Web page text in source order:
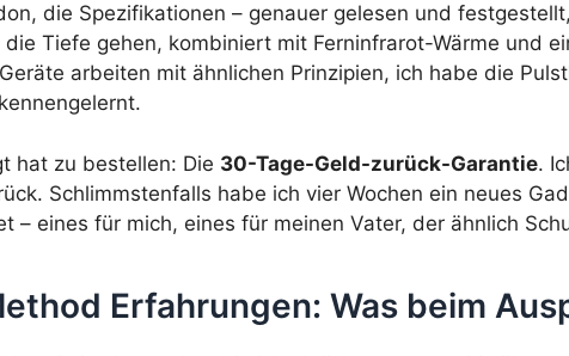
die Spezifikationen – genauer gelesen und
Tiefe gehen, kombiniert mit Ferninfrarot-Wärme und
arbeiten mit ähnlichen Prinzipien, ich habe die
hat zu bestellen: Die 30-Tage-Geld-zurück-Garantie.
Schlimmstenfalls habe ich vier Wochen ein neues
– eines für mich, eines für meinen Vater, der ähnlich
Erfahrungen: Was beim